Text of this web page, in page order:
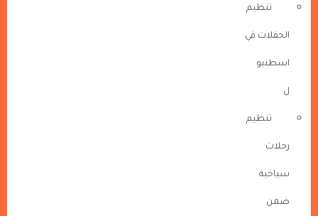
تنظيم
الحفلات في
اسطنبو
ل
تنظيم
رحلات
سياحية
ضمن